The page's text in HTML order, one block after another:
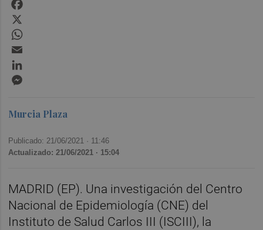
Murcia Plaza
Publicado: 21/06/2021 · 11:46
Actualizado: 21/06/2021 · 15:04
MADRID (EP). Una investigación del Centro
Nacional de Epidemiología (CNE) del
Instituto de Salud Carlos III (ISCIII), la